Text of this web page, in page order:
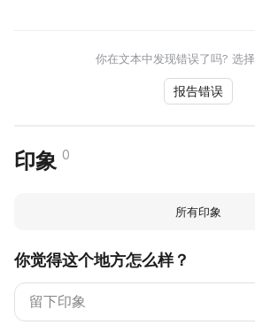
你在文本中发现错误了吗? 选
报告错误
印象 0
所有印象
你觉得这个地方怎么样？